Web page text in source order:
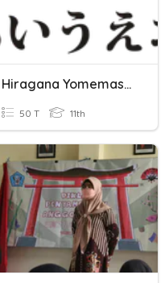
Hiragana Yomemashou
50 T 11th